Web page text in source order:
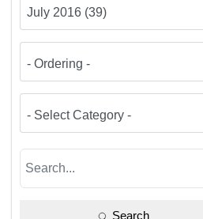
Search